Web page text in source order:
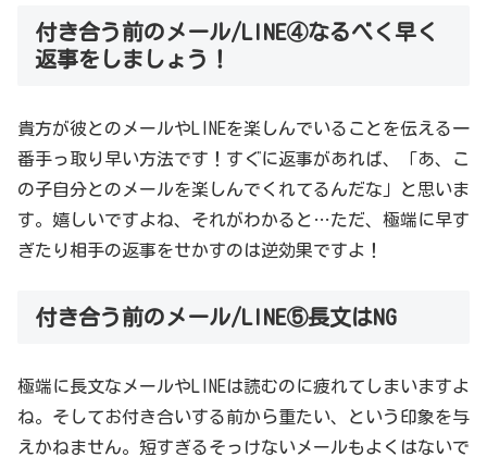
付き合う前のメール/LINE④なるべく早く
返事をしましょう！
貴方が彼とのメールやLINEを楽しんでいることを伝える一
番手っ取り早い方法です！すぐに返事があれば、「あ、こ
の子自分とのメールを楽しんでくれてるんだな」と思いま
す。嬉しいですよね、それがわかると…ただ、極端に早す
ぎたり相手の返事をせかすのは逆効果ですよ！
付き合う前のメール/LINE⑤長文はNG
極端に長文なメールやLINEは読むのに疲れてしまいますよ
ね。そしてお付き合いする前から重たい、という印象を与
えかねません。短すぎるそっけないメールもよくはないで